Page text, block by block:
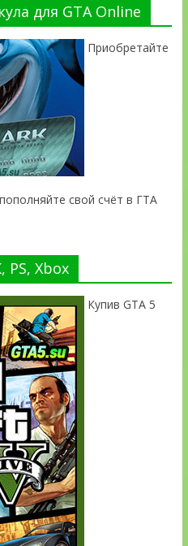
для GTA Online
Приобретайте
свой счёт в ГТА
PS, Xbox
Купив GTA 5